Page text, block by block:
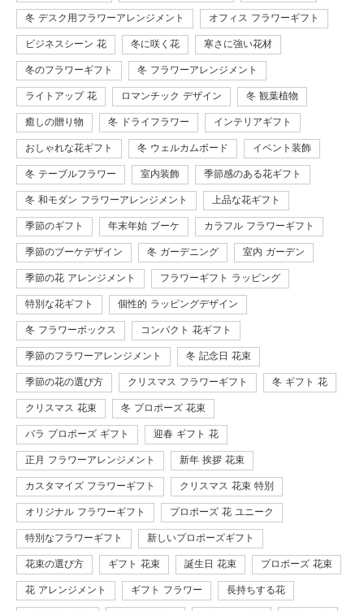
冬 デスク用フラワーアレンジメント オフィス フラワーギフト
ビジネスシーン 花 冬に咲く花 寒さに強い花材
冬のフラワーギフト 冬 フラワーアレンジメント
ライトアップ 花 ロマンチック デザイン 冬 観葉植物
癒しの贈り物 冬 ドライフラワー インテリアギフト
おしゃれな花ギフト 冬 ウェルカムボード イベント装飾
冬 テーブルフラワー 室内装飾 季節感のある花ギフト
冬 和モダン フラワーアレンジメント 上品な花ギフト
季節のギフト 年末年始 ブーケ カラフル フラワーギフト
季節のブーケデザイン 冬 ガーデニング 室内 ガーデン
季節の花 アレンジメント フラワーギフト ラッピング
特別な花ギフト 個性的 ラッピングデザイン
冬 フラワーボックス コンパクト 花ギフト
季節のフラワーアレンジメント 冬 記念日 花束
季節の花の選び方 クリスマス フラワーギフト 冬 ギフト 花
クリスマス 花束 冬 プロポーズ 花束
バラ プロポーズ ギフト 迎春 ギフト 花
正月 フラワーアレンジメント 新年 挨拶 花束
カスタマイズ フラワーギフト クリスマス 花束 特別
オリジナル フラワーギフト プロポーズ 花 ユニーク
特別なフラワーギフト 新しいプロポーズギフト
花束の選び方 ギフト 花束 誕生日 花束 プロポーズ 花束
花 アレンジメント ギフト フラワー 長持ちする花